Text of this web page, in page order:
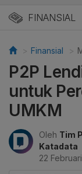
FINANSIAL
Finansial
P2P
untuk
UMKM
Oleh Tim
Katadata
22